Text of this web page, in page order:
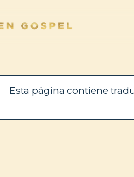
Esta página contiene